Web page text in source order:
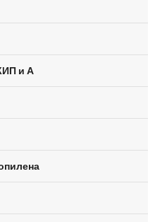
и А